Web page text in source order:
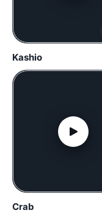
Kashio
Crab